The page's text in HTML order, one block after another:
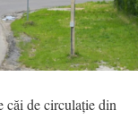
căi de circulație din